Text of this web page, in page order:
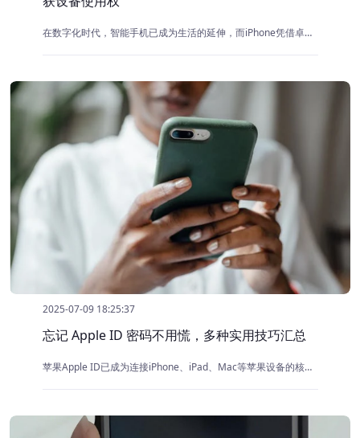
在数字化时代，智能手机已成为生活的延伸，而iPhone凭借卓越性能、流畅体验和优雅设计，始终占据着特殊地位。
2025-07-09 18:25:37
忘记 Apple ID 密码不用慌，多种实用技巧汇总
苹果Apple ID已成为连接iPhone、iPad、Mac等苹果设备的核心钥匙。然而，要是不小心把这把 钥匙 的密码给忘了，那可就麻烦大了。别着急，今天就给大家详细讲讲，要是 Apple ID 密码忘了，该怎么解决。